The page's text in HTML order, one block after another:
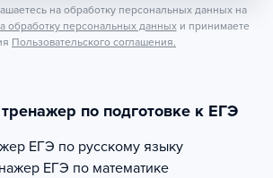
на обработку персональных данных на
обработку персональных данных и принимаете
Пользовательского соглашения.
по подготовке к ЕГЭ
ЕГЭ по русскому языку
ЕГЭ по математике